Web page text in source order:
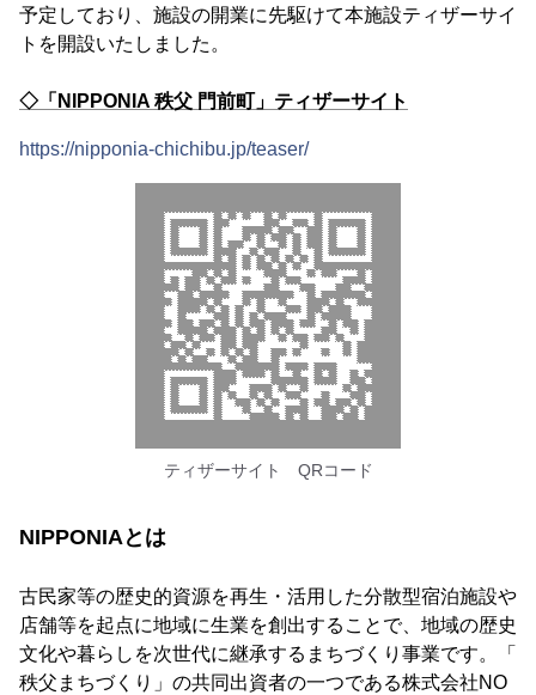
予定しており、施設の開業に先駆けて本施設ティザーサイ
トを開設いたしました。
◇「NIPPONIA 秩父 門前町」ティザーサイト
https://nipponia-chichibu.jp/teaser/
ティザーサイト QRコード
NIPPONIAとは
古民家等の歴史的資源を再生・活用した分散型宿泊施設や
店舗等を起点に地域に生業を創出することで、地域の歴史
文化や暮らしを次世代に継承するまちづくり事業です。「
秩父まちづくり」の共同出資者の一つである株式会社NO